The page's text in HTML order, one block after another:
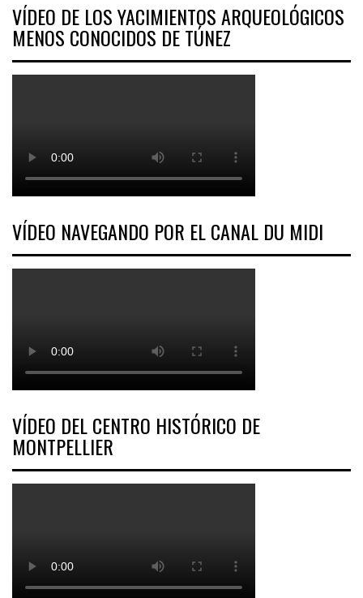
VÍDEO DE LOS YACIMIENTOS ARQUEOLÓGICOS
MENOS CONOCIDOS DE TÚNEZ
VÍDEO NAVEGANDO POR EL CANAL DU MIDI
VÍDEO DEL CENTRO HISTÓRICO DE
MONTPELLIER